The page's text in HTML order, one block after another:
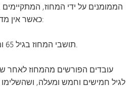
הממומנים על ידי המחוז,
כאשר אין מדובר בתמלוגים:
תושבי המחוז בגיל 65 ומעלה.
עובדים הפורשים מהמחוז לאחר
לגיל חמישים וחמש ומעלה,